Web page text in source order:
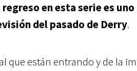
regreso en esta serie es
del pasado de Derry.
que están entrando y de la